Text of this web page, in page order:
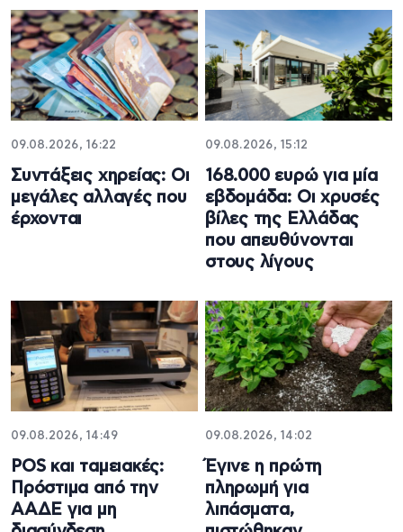
09.08.2026, 16:22
Συντάξεις χηρείας: Οι
μεγάλες αλλαγές που
έρχονται
09.08.2026, 15:12
168.000 ευρώ για μία
εβδομάδα: Οι χρυσές
βίλες της Ελλάδας
που απευθύνονται
στους λίγους
09.08.2026, 14:49
POS και ταμειακές:
Πρόστιμα από την
ΑΑΔΕ για μη
09.08.2026, 14:02
Έγινε η πρώτη
πληρωμή για
λιπάσματα,